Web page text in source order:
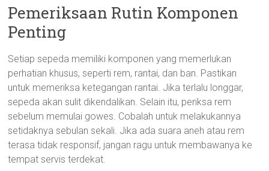
Pemeriksaan Rutin Komponen
Penting
Setiap sepeda memiliki komponen yang memerlukan
perhatian khusus, seperti rem, rantai, dan ban. Pastikan
untuk memeriksa ketegangan rantai. Jika terlalu longgar,
sepeda akan sulit dikendalikan. Selain itu, periksa rem
sebelum memulai gowes. Cobalah untuk melakukannya
setidaknya sebulan sekali. Jika ada suara aneh atau rem
terasa tidak responsif, jangan ragu untuk membawanya ke
tempat servis terdekat.